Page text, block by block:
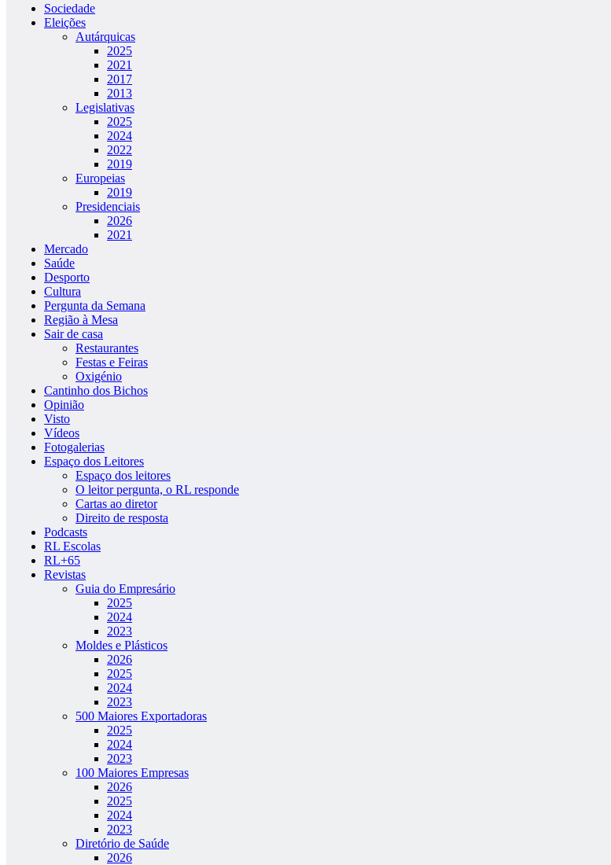
Sociedade
Eleições
Autárquicas
2025
2021
2017
2013
Legislativas
2025
2024
2022
2019
Europeias
2019
Presidenciais
2026
2021
Mercado
Saúde
Desporto
Cultura
Pergunta da Semana
Região à Mesa
Sair de casa
Restaurantes
Festas e Feiras
Oxigénio
Cantinho dos Bichos
Opinião
Visto
Vídeos
Fotogalerias
Espaço dos Leitores
Espaço dos leitores
O leitor pergunta, o RL responde
Cartas ao diretor
Direito de resposta
Podcasts
RL Escolas
RL+65
Revistas
Guia do Empresário
2025
2024
2023
Moldes e Plásticos
2026
2025
2024
2023
500 Maiores Exportadoras
2025
2024
2023
100 Maiores Empresas
2026
2025
2024
2023
Diretório de Saúde
2026